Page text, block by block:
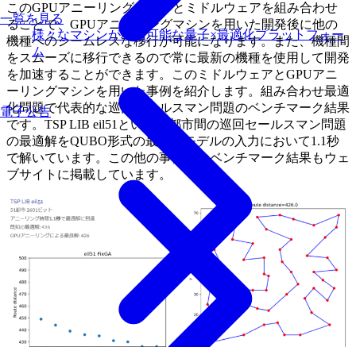
一覧を見る
様々なマシンが利用可能な量子×最適化プラットフォー
ム
電子公告
このGPUアニーリングマシンとミドルウェアを組み合わせ
ることで、GPUアニーリングマシンを用いた開発後に他の
機種へのシームレスな移行が可能になります。また、機種間
をスムーズに移行できるので常に最新の機種を使用して開発
を加速することができます。このミドルウェアとGPUアニ
ーリングマシンを用いた事例を紹介します。組み合わせ最適
化問題で代表的な巡回セールスマン問題のベンチマーク結果
です。TSP LIB eil51という51都市間の巡回セールスマン問題
の最適解をQUBO形式の最適化モデルの入力において1.1秒
で解いています。この他の事例でのベンチマーク結果もウェ
ブサイトに掲載しています。